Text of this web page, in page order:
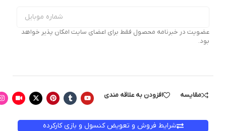
عضویت در خبرنامه محصول فقط برای اعضای سایت امکان پذیر خواهد
بود.
مقایسه افزودن به علاقه مندی
شرایط فروش و تعویض کنسول و بازی کارکرده